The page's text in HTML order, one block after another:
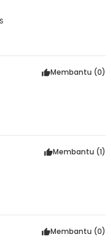
Membantu (0)
Membantu (1)
Membantu (0)